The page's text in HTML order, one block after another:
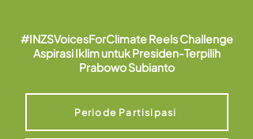
#INZSVoicesForClimate Reels Challenge
Aspirasi Iklim untuk Presiden-Terpilih
Prabowo Subianto
Periode Partisipasi